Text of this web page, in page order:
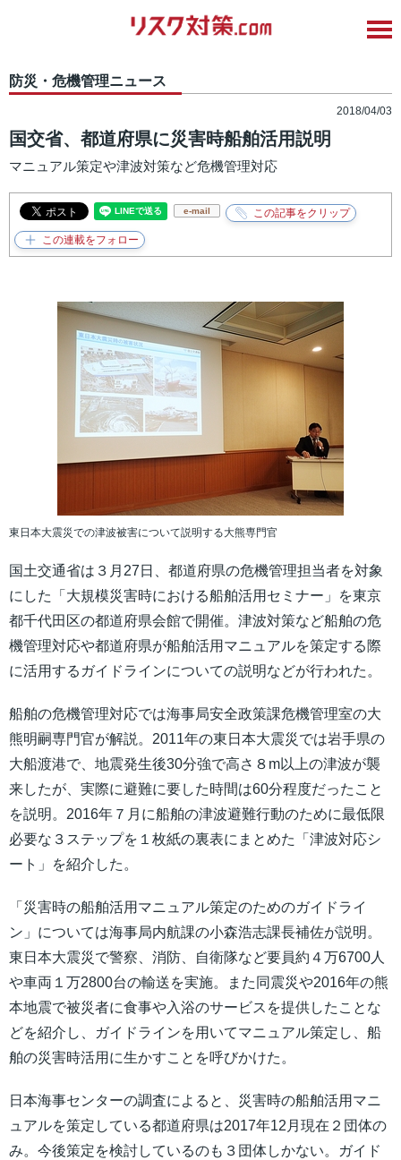
防災・危機管理ニュース
2018/04/03
国交省、都道府県に災害時船舶活用説明
マニュアル策定や津波対策など危機管理対応
e-mail
東日本大震災での津波被害について説明する大熊専門官
国土交通省は３月27日、都道府県の危機管理担当者を対象
にした「大規模災害時における船舶活用セミナー」を東京
都千代田区の都道府県会館で開催。津波対策など船舶の危
機管理対応や都道府県が船舶活用マニュアルを策定する際
に活用するガイドラインについての説明などが行われた。
船舶の危機管理対応では海事局安全政策課危機管理室の大
熊明嗣専門官が解説。2011年の東日本大震災では岩手県の
大船渡港で、地震発生後30分強で高さ８m以上の津波が襲
来したが、実際に避難に要した時間は60分程度だったこと
を説明。2016年７月に船舶の津波避難行動のために最低限
必要な３ステップを１枚紙の裏表にまとめた「津波対応シ
ート」を紹介した。
「災害時の船舶活用マニュアル策定のためのガイドライ
ン」については海事局内航課の小森浩志課長補佐が説明。
東日本大震災で警察、消防、自衛隊など要員約４万6700人
や車両１万2800台の輸送を実施。また同震災や2016年の熊
本地震で被災者に食事や入浴のサービスを提供したことな
どを紹介し、ガイドラインを用いてマニュアル策定し、船
舶の災害時活用に生かすことを呼びかけた。
日本海事センターの調査によると、災害時の船舶活用マニ
ュアルを策定している都道府県は2017年12月現在２団体の
み。今後策定を検討しているのも３団体しかない。ガイド